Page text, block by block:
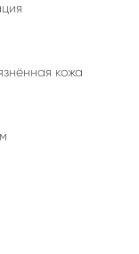
кожа